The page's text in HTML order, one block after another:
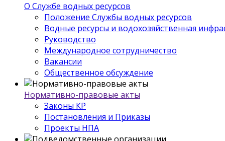
О Службе водных ресурсов
Положение Службы водных ресурсов
Водные ресурсы и водохозяйственная
Руководство
Международное сотрудничество
Вакансии
Общественное обсуждение
Нормативно-правовые акты
Законы КР
Постановления и Приказы
Проекты НПА